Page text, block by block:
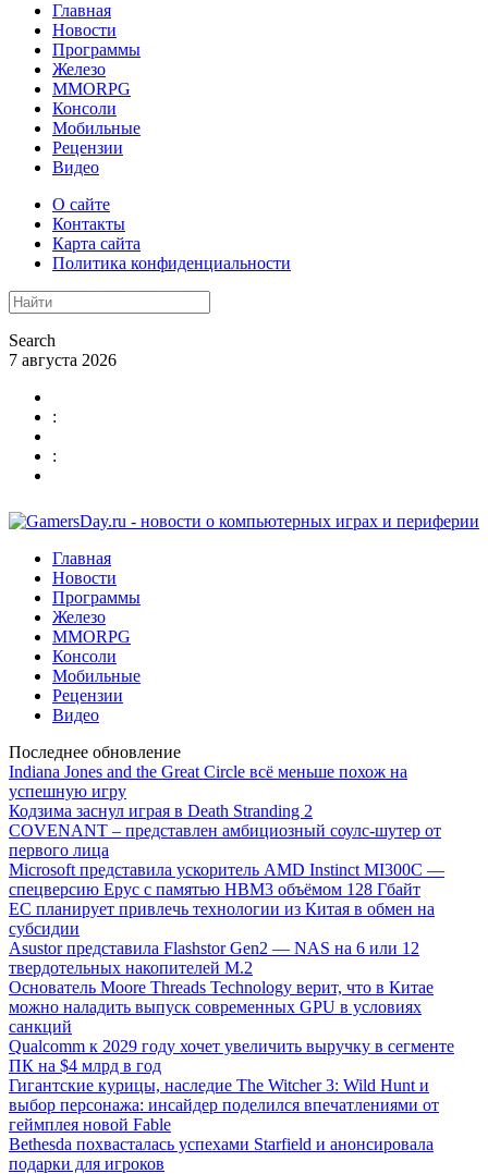
Главная
Новости
Программы
Железо
MMORPG
Консоли
Мобильные
Рецензии
Видео
О сайте
Контакты
Карта сайта
Политика конфиденциальности
Search
7 августа 2026
:
:
Главная
Новости
Программы
Железо
MMORPG
Консоли
Мобильные
Рецензии
Видео
Последнее обновление
Indiana Jones and the Great Circle всё меньше похож на
успешную игру
Кодзима заснул играя в Death Stranding 2
COVENANT – представлен амбициозный соулс-шутер от
первого лица
Microsoft представила ускоритель AMD Instinct MI300C —
спецверсию Epyc с памятью HBM3 объёмом 128 Гбайт
ЕС планирует привлечь технологии из Китая в обмен на
субсидии
Asustor представила Flashstor Gen2 — NAS на 6 или 12
твердотельных накопителей M.2
Основатель Moore Threads Technology верит, что в Китае
можно наладить выпуск современных GPU в условиях
санкций
Qualcomm к 2029 году хочет увеличить выручку в сегменте
ПК на $4 млрд в год
Гигантские курицы, наследие The Witcher 3: Wild Hunt и
выбор персонажа: инсайдер поделился впечатлениями от
геймплея новой Fable
Bethesda похвасталась успехами Starfield и анонсировала
подарки для игроков